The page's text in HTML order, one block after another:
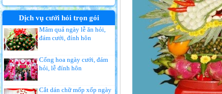
Dịch vụ cưới hỏi trọn gói
Mâm quả ngày lễ ăn hỏi,
đám cưới, đính hôn
Cổng hoa ngày cưới, đám
hỏi, lễ đính hôn
Cắt dán chữ mốp xốp ngày